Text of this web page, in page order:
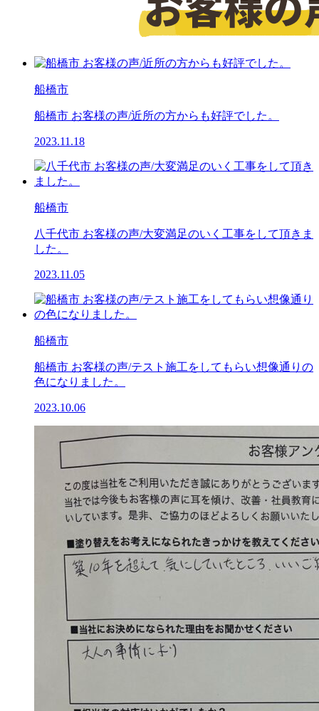
船橋市
船橋市 お客様の声/近所の方からも好評でした。
2023.11.18
船橋市
八千代市 お客様の声/大変満足のいく工事をして頂きま
した。
2023.11.05
船橋市
船橋市 お客様の声/テスト施工をしてもらい想像通りの
色になりました。
2023.10.06